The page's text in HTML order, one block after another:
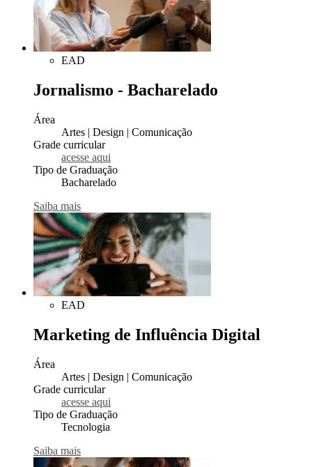
EAD
Jornalismo - Bacharelado
Área
Artes | Design | Comunicação
Grade curricular
acesse aqui
Tipo de Graduação
Bacharelado
Saiba mais
EAD
Marketing de Influência Digital
Área
Artes | Design | Comunicação
Grade curricular
acesse aqui
Tipo de Graduação
Tecnologia
Saiba mais